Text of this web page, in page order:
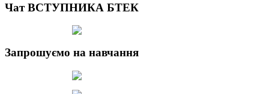
Чат ВСТУПНИКА БТЕК
Запрошуємо на навчання